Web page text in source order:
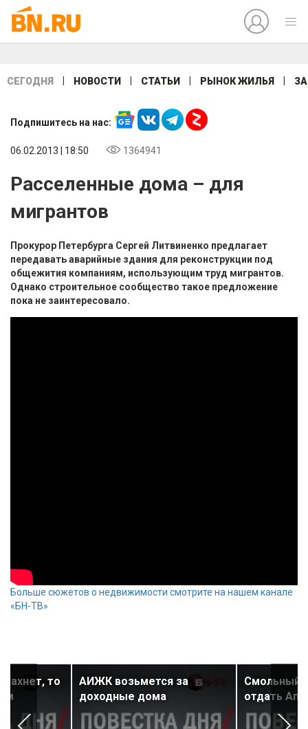
СЕГОДНЯ НОВОСТИ СТАТЬИ РЫНОК ЖИЛЬЯ
Подпишитесь на нас:
06.02.2013 | 18:50 1364941
Расселенные дома – для
мигрантов
Прокурор Петербурга Сергей Литвиненко предлагает
передавать аварийные здания для реконструкции под
общежития компаниям, использующим труд мигрантов.
Однако строительное сообщество такое предложение
пока не заинтересовало.
Больше сюжетов о недвижимости смотрите на нашем канале
«БН-ТВ»
пахнет, то
АИЖК возьмется за
доходные дома
Смольный
отдать